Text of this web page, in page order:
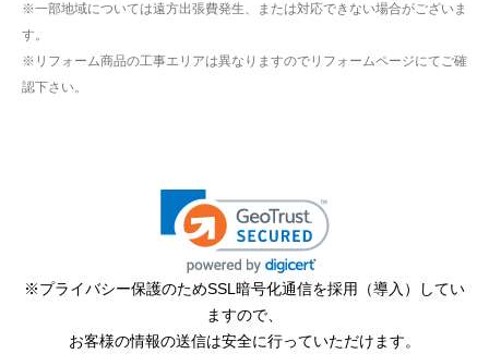
作業をされた方はスムーズで親切でした
欲しい商品をスムーズに注文できましたか？
ショップからの連絡や対応は適切でしたか？
はい
予定の期日までに商品が届きましたか？
※一部地域については遠方出張費発生、または対応できない場合がございま
す。
※リフォーム商品の工事エリアは異なりますのでリフォームページにてご確
認下さい。
※プライバシー保護のためSSL暗号化通信を採用（導入）してい
ますので、
お客様の情報の送信は安全に行っていただけます。